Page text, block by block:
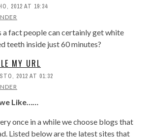
2012 AT 19:34
a fact people can certainly get white
teeth inside just 60 minutes?
MY URL
2012 AT 01:32
Like……
once in a while we choose blogs that
Listed below are the latest sites that